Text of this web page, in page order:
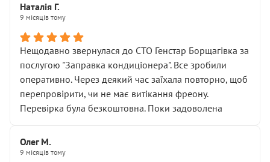
Наталія Г.
9 місяців тому
Нещодавно звернулася до СТО Генстар Борщагівка за
послугою "Заправка кондиціонера". Все зробили
оперативно. Через деякий час заїхала повторно, щоб
перепровірити, чи не має витікання фреону.
Перевірка була безкоштовна. Поки задоволена
Олег М.
9 місяців тому